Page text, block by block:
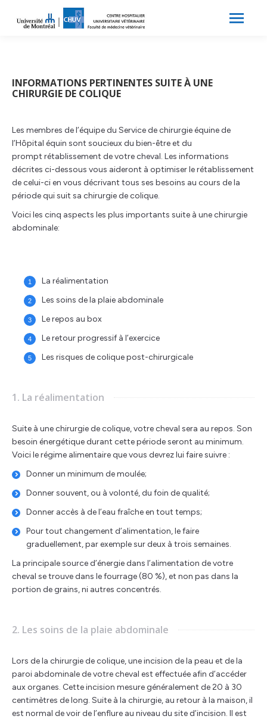
INFORMATIONS PERTINENTES SUITE À UNE
CHIRURGIE DE COLIQUE
Les membres de l’équipe du Service de chirurgie équine de
l’Hôpital équin sont soucieux du bien-être et du
prompt rétablissement de votre cheval. Les informations
décrites ci-dessous vous aideront à optimiser le rétablissement
de celui-ci en vous décrivant tous ses besoins au cours de la
période qui suit sa chirurgie de colique.
Voici les cinq aspects les plus importants suite à une chirurgie
abdominale:
La réalimentation
Les soins de la plaie abdominale
Le repos au box
Le retour progressif à l’exercice
Les risques de colique post-chirurgicale
1. La réalimentation
Suite à une chirurgie de colique, votre cheval sera au repos. Son
besoin énergétique durant cette période seront au minimum.
Voici le régime alimentaire que vous devrez lui faire suivre :
Donner un minimum de moulée;
Donner souvent, ou à volonté, du foin de qualité;
Donner accès à de l’eau fraîche en tout temps;
Pour tout changement d’alimentation, le faire
graduellement, par exemple sur deux à trois semaines.
La principale source d’énergie dans l’alimentation de votre
cheval se trouve dans le fourrage (80 %), et non pas dans la
portion de grains, ni autres concentrés.
2. Les soins de la plaie abdominale
Lors de la chirurgie de colique, une incision de la peau et de la
paroi abdominale de votre cheval est effectuée afin d’accéder
aux organes. Cette incision mesure généralement de 20 à 30
centimètres de long. Suite à la chirurgie, au retour à la maison, il
est normal de voir de l’enflure au niveau du site d’incision. Il est